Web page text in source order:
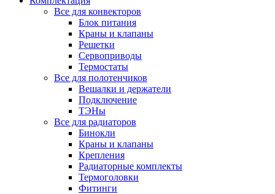
Все для конвекторов
Блок питания
Краны и клапаны
Решетки
Сервоприводы
Термостаты
Все для полотенчиков
Вешалки и держатели
Подключение
ТЭНы
Все для радиаторов
Бинокли
Краны и клапаны
Крепления
Радиаторные комплекты
Термоголовки
Фитинги